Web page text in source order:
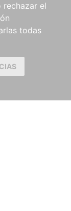
rechazar el
todas